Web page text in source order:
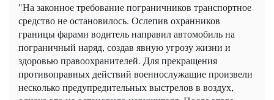
"На законное требование пограничников транспортное
средство не остановилось. Ослепив охранников
границы фарами водитель направил автомобиль на
пограничный наряд, создав явную угрозу жизни и
здоровью правоохранителей. Для прекращения
противоправных действий военнослужащие произвели
несколько предупредительных выстрелов в воздух,